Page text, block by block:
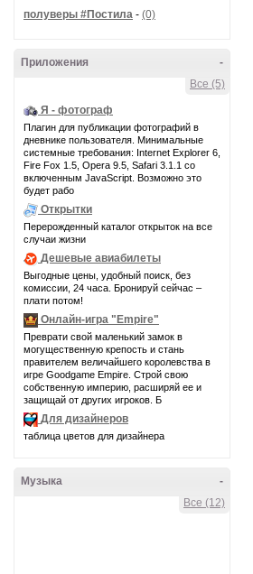
полуверы #Постила - (0)
-
Приложения
Все (5)
Я - фотограф
Плагин для публикации фотографий в
дневнике пользователя. Минимальные
системные требования: Internet Explorer 6,
Fire Fox 1.5, Opera 9.5, Safari 3.1.1 со
включенным JavaScript. Возможно это
будет рабо
Открытки
Перерожденный каталог открыток на все
случаи жизни
Дешевые авиабилеты
Выгодные цены, удобный поиск, без
комиссии, 24 часа. Бронируй сейчас –
плати потом!
Онлайн-игра "Empire"
Преврати свой маленький замок в
могущественную крепость и стань
правителем величайшего королевства в
игре Goodgame Empire. Строй свою
собственную империю, расширяй ее и
защищай от других игроков. Б
Для дизайнеров
таблица цветов для дизайнера
-
Музыка
Все (12)